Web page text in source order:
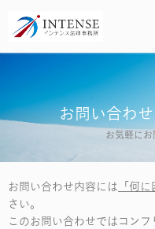
お問い合わせ
お気軽にお
お問い合わせ内容には 「何
さい。
このお問い合わせではコン